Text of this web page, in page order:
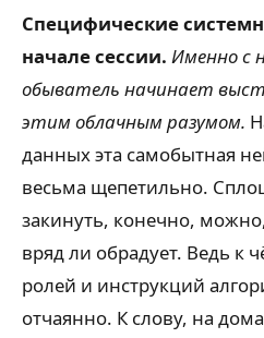
Специфические
начале сессии. Именно с
обыватель начинает
этим облачным разумом.
данных эта самобытная
весьма щепетильно.
закинуть, конечно,
вряд ли обрадует. Ведь к
ролей и инструкций
отчаянно. К слову, на